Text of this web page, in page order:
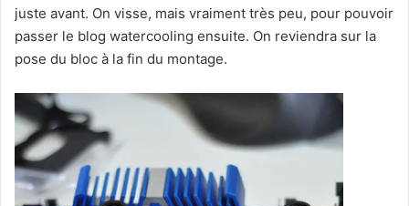
juste avant. On visse, mais vraiment très peu, pour pouvoir
passer le blog watercooling ensuite. On reviendra sur la
pose du bloc à la fin du montage.